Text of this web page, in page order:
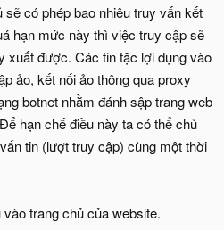
có phép bao nhiêu truy vấn kết
hạn mức này thì việc truy cập sẽ
xuất được. Các tin tặc lợi dụng vào
ảo, kết nối ảo thông qua proxy
botnet nhằm đánh sập trang web
hạn chế điều này ta có thể chủ
tin (lượt truy cập) cùng một thời
trang chủ của website.